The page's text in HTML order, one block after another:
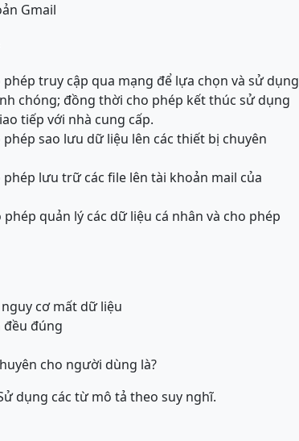
Gmail
truy cập qua mạng để lựa chọn và sử dụng
chóng; đồng thời cho phép kết thúc sử dụng
tiếp với nhà cung cấp.
sao lưu dữ liệu lên các thiết bị chuyên
lưu trữ các file lên tài khoản mail của
quản lý các dữ liệu cá nhân và cho phép
cơ mất dữ liệu
đều đúng
cho người dùng là?
dụng các từ mô tả theo suy nghĩ.